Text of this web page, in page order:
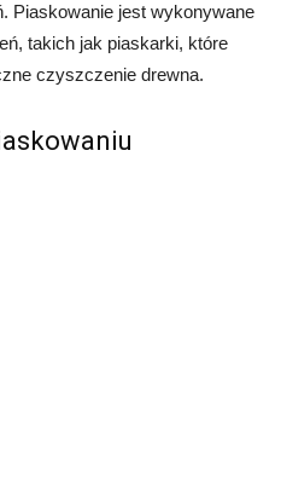
Piaskowanie jest wykonywane
takich jak piaskarki, które
czyszczenie drewna.